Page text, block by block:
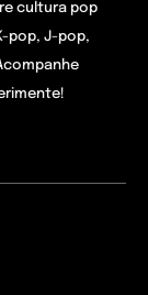
cultura pop
pop, J-pop,